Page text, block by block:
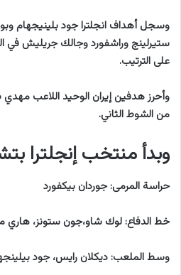
وسجل أهداف انجلترا جود بلينيجهام
على الترتيب.
من الشوط الثاني.
وبدأ منتخب إنجلترا
حراسة المرمى: جوردان بيكفورد
خط الدفاع: لوك شاو،جون ستونز، هاري
وسط الملعب: ديكلان رايس، جود